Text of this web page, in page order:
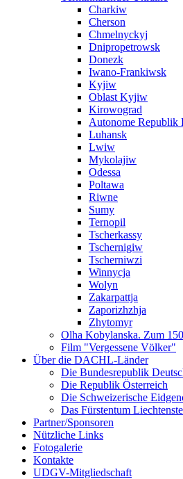
Charkiw
Cherson
Chmelnyckyj
Dnipropetrowsk
Donezk
Iwano-Frankiwsk
Kyjiw
Oblast Kyjiw
Kirowograd
Autonome Republik
Luhansk
Lwiw
Mykolajiw
Odessa
Poltawa
Riwne
Sumy
Ternopil
Tscherkassy
Tschernigiw
Tscherniwzi
Winnycja
Wolyn
Zakarpattja
Zaporizhzhja
Zhytomyr
Olha Kobylanska. Zum
Film "Vergessene Völker"
Über die DACHL-Länder
Die Bundesrepublik
Die Republik Österreich
Die Schweizerische
Das Fürstentum
Partner/Sponsoren
Nützliche Links
Fotogalerie
Kontakte
UDGV-Mitgliedschaft